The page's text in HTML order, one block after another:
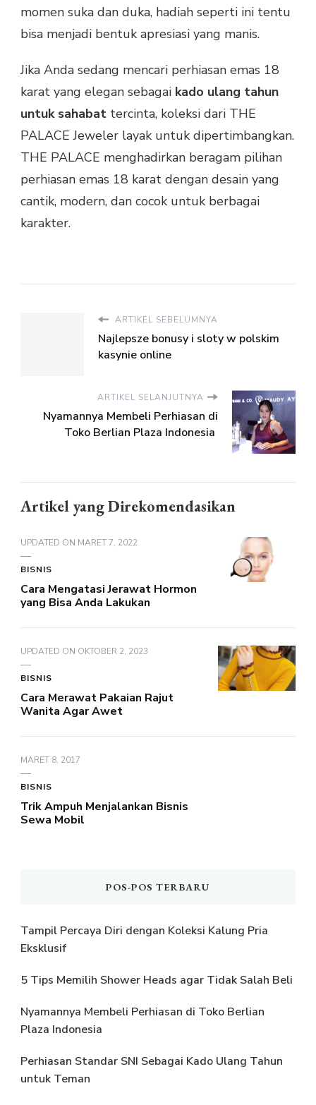
momen suka dan duka, hadiah seperti ini tentu
bisa menjadi bentuk apresiasi yang manis.
Jika Anda sedang mencari perhiasan emas 18
karat yang elegan sebagai kado ulang tahun
untuk sahabat tercinta, koleksi dari THE
PALACE Jeweler layak untuk dipertimbangkan.
THE PALACE menghadirkan beragam pilihan
perhiasan emas 18 karat dengan desain yang
cantik, modern, dan cocok untuk berbagai
karakter.
ARTIKEL SEBELUMNYA
Najlepsze bonusy i sloty w polskim
kasynie online
ARTIKEL SELANJUTNYA
Nyamannya Membeli Perhiasan di
Toko Berlian Plaza Indonesia
Artikel yang Direkomendasikan
UPDATED ON MARET 7, 2022
BISNIS
Cara Mengatasi Jerawat Hormon
yang Bisa Anda Lakukan
UPDATED ON OKTOBER 2, 2023
BISNIS
Cara Merawat Pakaian Rajut
Wanita Agar Awet
MARET 8, 2017
BISNIS
Trik Ampuh Menjalankan Bisnis
Sewa Mobil
POS-POS TERBARU
Tampil Percaya Diri dengan Koleksi Kalung Pria
Eksklusif
5 Tips Memilih Shower Heads agar Tidak Salah Beli
Nyamannya Membeli Perhiasan di Toko Berlian
Plaza Indonesia
Perhiasan Standar SNI Sebagai Kado Ulang Tahun
untuk Teman